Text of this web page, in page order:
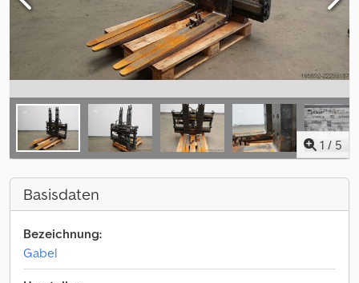
1 / 5
Basisdaten
Bezeichnung:
Gabel